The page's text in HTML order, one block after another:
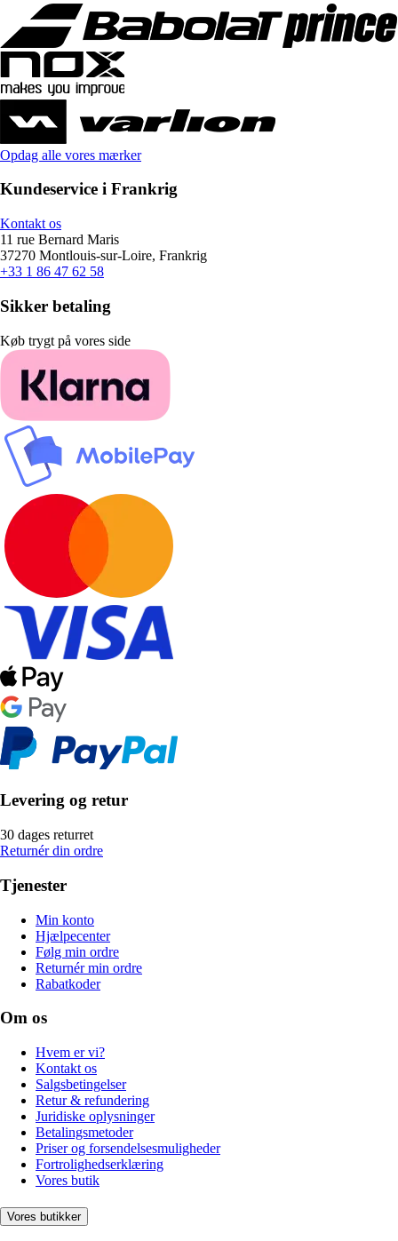
Opdag alle vores mærker
Kundeservice i Frankrig
Kontakt os
11 rue Bernard Maris
37270 Montlouis-sur-Loire, Frankrig
+33 1 86 47 62 58
Sikker betaling
Køb trygt på vores side
Levering og retur
30 dages returret
Returnér din ordre
Tjenester
Min konto
Hjælpecenter
Følg min ordre
Returnér min ordre
Rabatkoder
Om os
Hvem er vi?
Kontakt os
Salgsbetingelser
Retur & refundering
Juridiske oplysninger
Betalingsmetoder
Priser og forsendelsesmuligheder
Fortrolighedserklæring
Vores butik
Vores butikker